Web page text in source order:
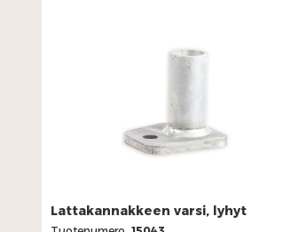
Lattakannakkeen varsi, lyhyt